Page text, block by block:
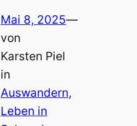
Mai 8, 2025—
von
Karsten Piel
in
Auswandern
Leben in